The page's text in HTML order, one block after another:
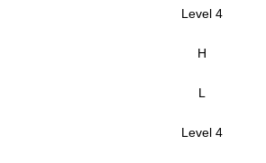
Level 4
H
L
Level 4